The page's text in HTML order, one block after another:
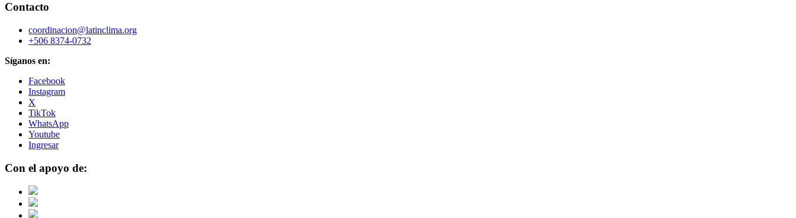
Contacto
coordinacion@latinclima.org
+506 8374-0732
Síganos en:
Facebook
Instagram
X
TikTok
WhatsApp
Youtube
Ingresar
Con el apoyo de: